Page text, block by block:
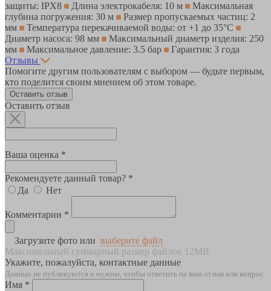
защиты: IPХ8
Длина электрокабеля: 10 м
Максимальная
глубина погружения: 30 м
Размер пропускаемых частиц: 2
мм
Температура перекачиваемой воды: от +1 до 35°С
Диаметр насоса: 98 мм
Максимальный диаметр изделия: 250
мм
Максимальное давление: 3.5 бар
Гарантия: 3 года
Отзывы
Помогите другим пользователям с выбором — будьте первым,
кто поделится своим мнением об этом товаре.
Оставить отзыв
Оставить отзыв
Ваша оценка *
Рекомендуете данный товар? *
Да
Нет
Комментарии *
Загрузите фото или выберите файл
Максимальный суммарный размер файлов 12MB
Укажите, пожалуйста, контактные данные
Данные не публикуются и нужны, чтобы ответить на ваш отзыв или вопрос
Имя *